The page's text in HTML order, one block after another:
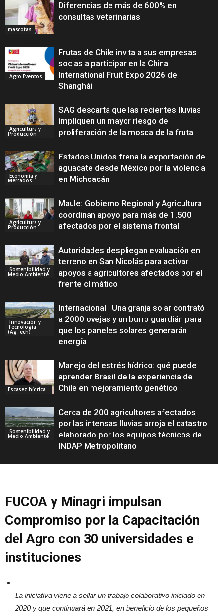
mascotas
Diferencias de más de 600% en
consultas veterinarias
Agro Eventos
Frutas de Chile invita a sus empresas
socias a participar en la China
International Fruit Expo 2026 de
Shanghái
Agricultura y
Producción
SAG descarta que las recientes lluvias
impliquen un mayor riesgo de
proliferación de la mosca de la fruta
Economía y
Mercados
Estados Unidos frena la exportación de
aguacate desde México por la violencia
en Michoacán
Agricultura y
Producción
Maule: Gobierno Regional y Agricultura
coordinan apoyo para más de 1.500
afectados por el sistema frontal
Sostenibilidad y
Medio Ambiente
Autoridades despliegan evaluación en
terreno en San Nicolás para activar
apoyos a agricultores afectados por el
frente climático
Innovación y
Tecnología
(AgTech)
Internacional | Una granja solar contrató
a 2000 ovejas y un burro guardián para
que los paneles solares generarán
energía
Escasez hídrica
Manejo del estrés hídrico: qué puede
aprender Brasil de la experiencia de
Chile en mejoramiento genético
Sostenibilidad y
Medio Ambiente
Cerca de 200 agricultores afectados
por las intensas lluvias arroja el catastro
elaborado por los equipos técnicos de
INDAP Metropolitano
FUCOA y Minagri impulsan
Compromiso por la Capacitación
del Agro con 30 universidades e
instituciones
La iniciativa viene a sellar un trabajo colaborativo iniciado en
2020 y que continuará en 2021, en beneficio de los pequeños